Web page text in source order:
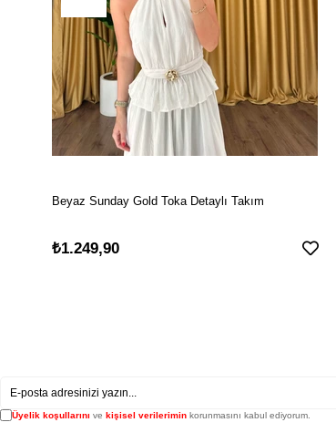
Beyaz Sunday Gold Toka Detaylı Takım
₺1.249,90
Üyelik koşullarını ve kişisel verilerimin korunmasını kabul ediyorum.